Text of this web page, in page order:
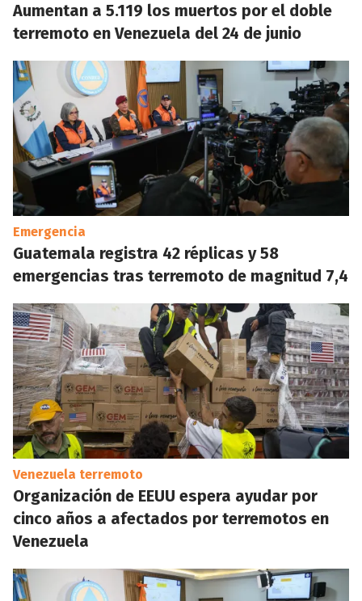
Aumentan a 5.119 los muertos por el doble
terremoto en Venezuela del 24 de junio
Emergencia
Guatemala registra 42 réplicas y 58
emergencias tras terremoto de magnitud 7,4
Venezuela terremoto
Organización de EEUU espera ayudar por
cinco años a afectados por terremotos en
Venezuela